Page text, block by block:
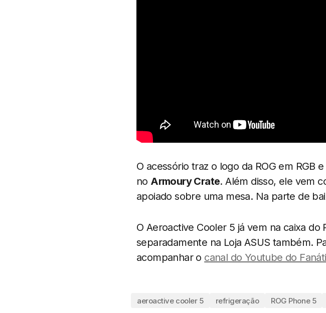
O acessório traz o logo da ROG em RGB
no Armoury Crate. Além disso, ele vem
apoiado sobre uma mesa. Na parte de
O Aeroactive Cooler 5 já vem na caixa
separadamente na Loja ASUS também.
acompanhar o canal do Youtube do
aeroactive cooler 5 refrigeração ROG Phone 5